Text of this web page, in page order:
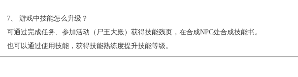
游戏中技能怎么升级？
通过完成任务、参加活动（尸王大殿）获得技能残页，在合成NPC处合成技能书。
可以通过使用技能，获得技能熟练度提升技能等级。